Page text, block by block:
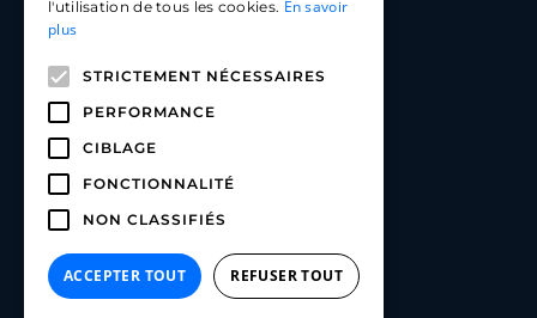
Carlo App | Instagram
Carlo App | Linkedin
l'utilisation de tous les cookies. En savoir
plus
STRICTEMENT NÉCESSAIRES
PERFORMANCE
CIBLAGE
FONCTIONNALITÉ
NON CLASSIFIÉS
ACCEPTER TOUT REFUSER TOUT